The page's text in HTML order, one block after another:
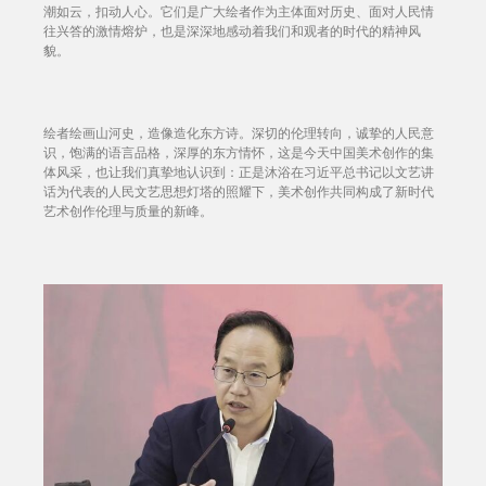
潮如云，扣动人心。它们是广大绘者作为主体面对历史、面对人民情
往兴答的激情熔炉，也是深深地感动着我们和观者的时代的精神风
貌。
绘者绘画山河史，造像造化东方诗。深切的伦理转向，诚挚的人民意
识，饱满的语言品格，深厚的东方情怀，这是今天中国美术创作的集
体风采，也让我们真挚地认识到：正是沐浴在习近平总书记以文艺讲
话为代表的人民文艺思想灯塔的照耀下，美术创作共同构成了新时代
艺术创作伦理与质量的新峰。